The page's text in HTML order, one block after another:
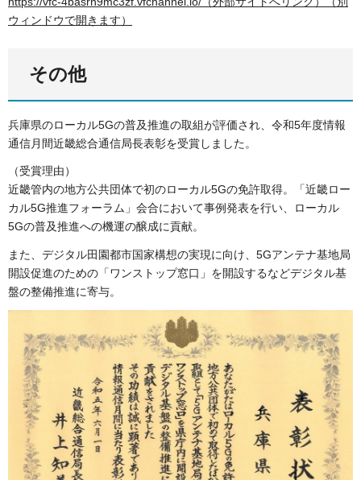
ウィンドウで開きます）
その他
兵庫県のローカル5Gの普及推進の取組が評価され、令和5年度情報
通信月間近畿総合通信局長表彰を受賞しました。
（受賞理由）
近畿管内の地方公共団体で初のローカル5Gの免許取得。「近畿ロー
カル5G推進フォーラム」会合において事例発表を行い、ローカル
5Gの普及推進への機運の醸成に貢献。
また、デジタル田園都市国家構想の実現に向け、5Gアンテナ基地局
開設促進のための「ワンストップ窓口」を開設するなどデジタル基
盤の整備推進に寄与。